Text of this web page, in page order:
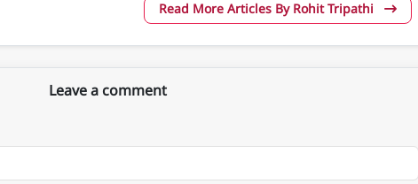
Read More Articles By Rohit Tripathi
Leave a comment